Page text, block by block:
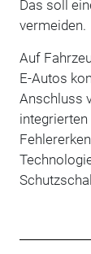
Das soll
vermeiden.
Auf
E-Autos
Anschluss